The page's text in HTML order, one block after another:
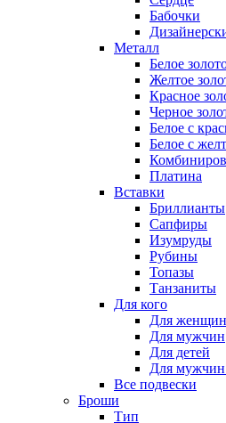
Бабочки
Металл
Белое
Желтое
Красное
Черное
Белое с
Белое с
Платина
Вставки
Бриллианты
Сапфиры
Изумруды
Рубины
Топазы
Танзаниты
Для кого
Для женщин
Для мужчин
Для детей
Для
Все подвески
Броши
Тип